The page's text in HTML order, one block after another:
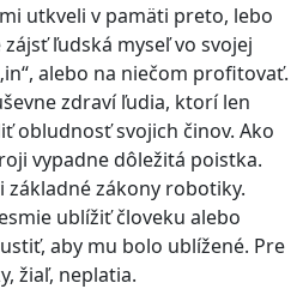
utkveli v pamäti preto, lebo
ľudská myseľ vo svojej
alebo na niečom profitovať.
zdraví ľudia, ktorí len
obludnosť svojich činov. Ako
vypadne dôležitá poistka.
základné zákony robotiky.
ublížiť človeku alebo
aby mu bolo ublížené. Pre
žiaľ, neplatia.